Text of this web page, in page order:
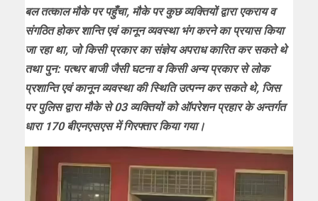
बल तत्काल मौके पर पहुँचा, मौके पर कुछ व्यक्तियों द्वारा एकराय व
संगठित होकर शान्ति एवं कानून व्यवस्था भंग करने का प्रयास किया
जा रहा था, जो किसी प्रकार का संज्ञेय अपराध कारित कर सकते थे
तथा पुन: पत्थर बाजी जैसी घटना व किसी अन्य प्रकार से लोक
प्रशान्ति एवं कानून व्यवस्था की स्थिति उत्पन्न कर सकते थे, जिस
पर पुलिस द्वारा मौके से 03 व्यक्तियों को ऑपरेशन प्रहार के अन्तर्गत
धारा 170 बीएनएसएस में गिरफ्तार किया गया।
Video
Player